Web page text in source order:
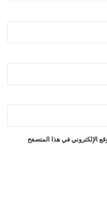
الإلكتروني في هذا المتصفح